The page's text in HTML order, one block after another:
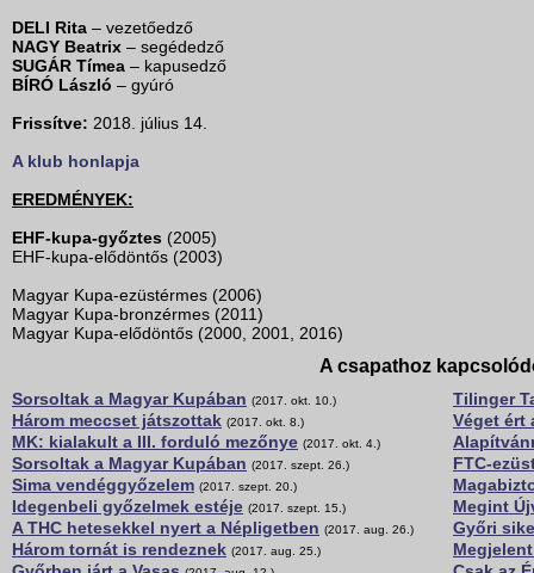
DELI Rita – vezetőedző
NAGY Beatrix – segédedző
SUGÁR Tímea – kapusedző
BÍRÓ László – gyúró
Frissítve: 2018. július 14.
A klub honlapja
EREDMÉNYEK:
EHF-kupa-győztes (2005)
EHF-kupa-elődöntős (2003)
Magyar Kupa-ezüstérmes (2006)
Magyar Kupa-bronzérmes (2011)
Magyar Kupa-elődöntős (2000, 2001, 2016)
A csapathoz
Sorsoltak a Magyar Kupában (2017. okt. 10.)
Három meccset játszottak (2017. okt. 8.)
MK: kialakult a III. forduló mezőnye (2017. okt. 4.)
Sorsoltak a Magyar Kupában (2017. szept. 26.)
Sima vendéggyőzelem (2017. szept. 20.)
Idegenbeli győzelmek estéje (2017. szept. 15.)
A THC hetesekkel nyert a Népligetben (2017. aug. 26.)
Három tornát is rendeznek (2017. aug. 25.)
Tilinger
Véget ért
FTC-
Megint
Győri